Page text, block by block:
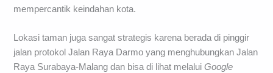
mempercantik keindahan kota.
Lokasi taman juga sangat strategis karena berada di pinggir
jalan protokol Jalan Raya Darmo yang menghubungkan Jalan
Raya Surabaya-Malang dan bisa di lihat melaluiGoogle